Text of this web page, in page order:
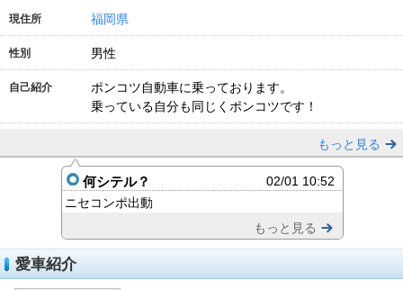
現住所 福岡県
性別 男性
自己紹介
ポンコツ自動車に乗っております。
乗っている自分も同じくポンコツです！
もっと見る
何シテル？
02/01 10:52
ニセコンポ出動
もっと見る
愛車紹介